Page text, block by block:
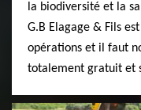
la biodiversité et la
G.B Elagage & Fils
opérations et il faut
totalement gratuit et